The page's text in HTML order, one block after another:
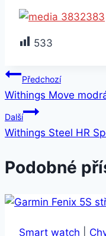
533
Navigace
pro
příspěvek
Předchozí
Withings Move
Další
Withings Steel HR
Podobné
Smart watch